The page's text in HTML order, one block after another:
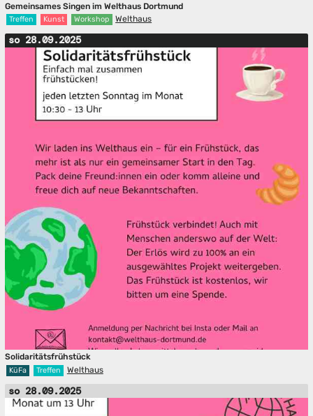
Gemeinsames Singen im Welthaus Dortmund
Treffen Kunst Workshop Welthaus
so 28.09.2025
Solidaritätsfrühstück
KüFa Treffen Welthaus
so 28.09.2025